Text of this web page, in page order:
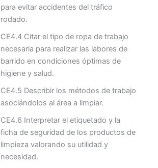
para evitar accidentes del tráfico
rodado.
CE4.4 Citar el tipo de ropa de trabajo
necesaria para realizar las labores de
barrido en condiciones óptimas de
higiene y salud.
CE4.5 Describir los métodos de trabajo
asociándolos al área a limpiar.
CE4.6 Interpretar el etiquetado y la
ficha de seguridad de los productos de
limpieza valorando su utilidad y
necesidad.